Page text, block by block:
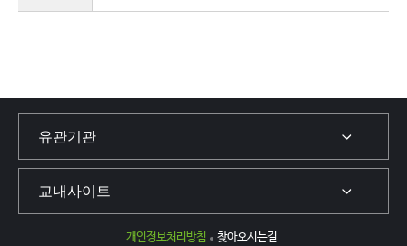
개인정보처리방침 찾아오시는길